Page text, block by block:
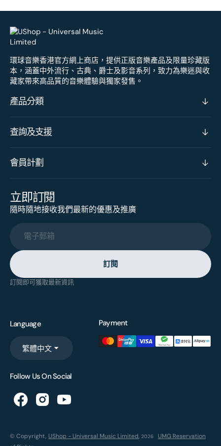
環球音樂香港官方網上商店，提供正版音樂產品及限量珍藏版
本，涵蓋中外流行、古典、爵士及影音系列，致力為樂迷與收
藏家帶來高品質的音樂體驗與獨家發售。
產品分類
查詢及支援
會員計劃
立即訂閱
隨時隨地接收我們最新的優惠及推廣
電子郵箱
訂閱
訂閱即可獲取最新資訊
Language
繁體中文
Payment
Follow Us On Social
© Copyright, UShop - Universal Music Limited, 2026
UMG Reservation